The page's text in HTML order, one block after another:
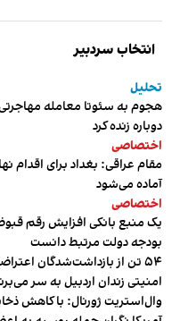
انتخاب سردبیر
تحلیل
هجوم به سئوتا معامله مهاجرتی
دوباره زنده کرد
اختصاصی
مقام عراقی: بغداد برای اقدام
آماده می‌شود
اختصاصی
یک منبع بانکی افزایش رقم
بودجه دولت مرتبط دانست
۵۴ تن از بازداشت‌شدگان
امنیتی زندان اردبیل به سر
وال‌استریت ژورنال: با کاهش